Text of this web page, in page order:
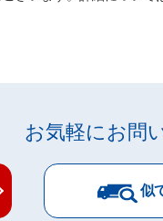
お気軽にお問
似